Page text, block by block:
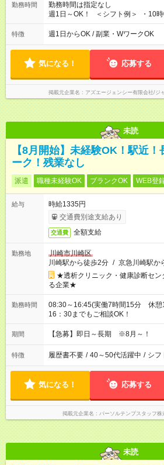
勤務時間
勤務時間は指定なし
週1日～OK！ ＜シフト例＞ ・10
分～16時00分 ※勤務帯は複数あり
聞かせてください！／ 気になるこ
特徴 週1日からOK / 副業・WワークOK
気になる！ 応募する
掲載元企業名 アズエージェンシー有限会社/ジ
未読
【8月開始】未経験OK！駅近
ーク！残業なし
派遣 職種未経験OK ブランクOK WEB登
給与
時給1335円
交通費別途支給あり
交通費 全額支給
勤務地
川崎市川崎区
川崎駅から徒歩2分 / 京急川崎駅か
★透析クリニック・健康診断セン
る企業★
勤務時間
08:30～16:45(実働7時間15分 休
16：30までもご相談OK！
期間 【急募】即日～長期 ※8月～！
特徴 履歴書不要 / 40～50代活躍中 / シフ
気になる！ 応募する
掲載元企業名 パーソルテンプスタッフ
未読